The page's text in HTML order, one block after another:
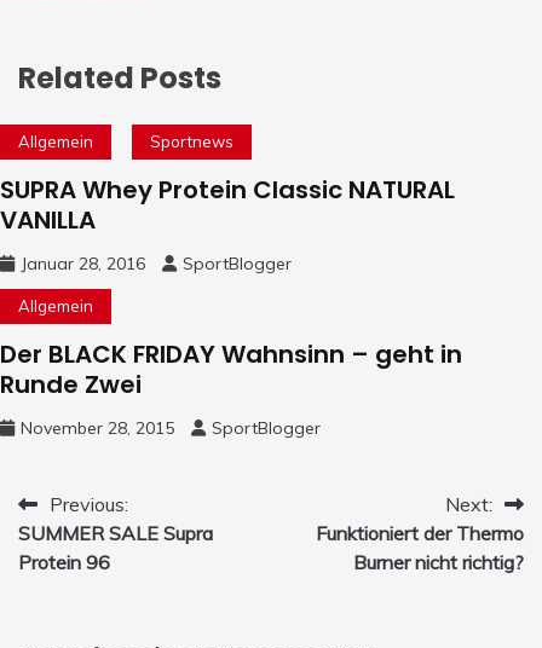
Related Posts
Allgemein Sportnews
SUPRA Whey Protein Classic NATURAL
VANILLA
Januar 28, 2016 SportBlogger
Allgemein
Der BLACK FRIDAY Wahnsinn – geht in
Runde Zwei
November 28, 2015 SportBlogger
Beitrags-
Navigation
Previous:
SUMMER SALE Supra
Protein 96
Next:
Funktioniert der Thermo
Burner nicht richtig?